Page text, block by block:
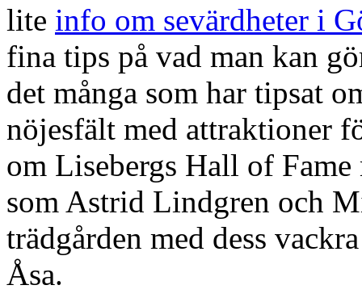
lite info om sevärdheter i
fina tips på vad man kan
det många som har tipsat
nöjesfält med attraktioner
om Lisebergs Hall of
som Astrid Lindgren och
trädgården med dess
Åsa.